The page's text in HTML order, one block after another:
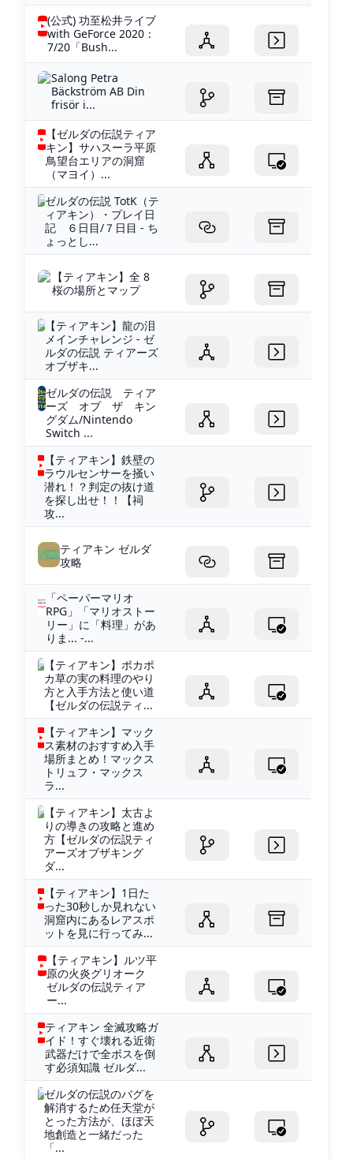
(公式) 功至松井ライブ
with GeForce 2020：
7/20「Bush...
Salong Petra
Bäckström AB Din
frisör i...
【ゼルダの伝説ティア
キン】サハスーラ平原
鳥望台エリアの洞窟
（マヨイ）...
ゼルダの伝説 TotK（テ
ィアキン）・プレイ日
記 ６日目/７日目 - ち
ょっとし...
【ティアキン】全 8
桜の場所とマップ
【ティアキン】龍の泪
メインチャレンジ - ゼ
ルダの伝説 ティアーズ
オブザキ...
ゼルダの伝説 ティア
ーズ オブ ザ キン
グダム/Nintendo
Switch ...
【ティアキン】鉄壁の
ラウルセンサーを掻い
潜れ！？判定の抜け道
を探し出せ！！【祠
攻...
ティアキン ゼルダ
攻略
「ペーパーマリオ
RPG」「マリオストー
リー」に「料理」があ
りま... -...
【ティアキン】ポカポ
カ草の実の料理のやり
方と入手方法と使い道
【ゼルダの伝説ティ...
【ティアキン】マック
ス素材のおすすめ入手
場所まとめ！マックス
トリュフ・マックス
ラ...
【ティアキン】太古よ
りの導きの攻略と進め
方【ゼルダの伝説ティ
アーズオブザキング
ダ...
【ティアキン】1日た
った30秒しか見れない
洞窟内にあるレアスポ
ットを見に行ってみ...
【ティアキン】ルツ平
原の火炎グリオーク
ゼルダの伝説ティア
ー...
ティアキン 全滅攻略ガ
イド！すぐ壊れる近衛
武器だけで全ボスを倒
す必須知識 ゼルダ...
ゼルダの伝説のバグを
解消するため任天堂が
とった方法が、ほぼ天
地創造と一緒だった
「...